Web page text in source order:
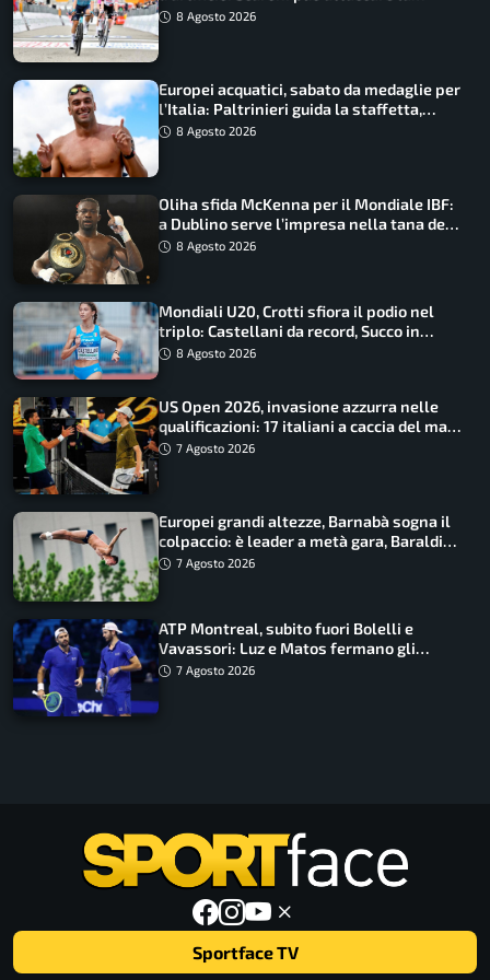
maglia di Lemmen
8 Agosto 2026
Europei acquatici, sabato da medaglie per
l’Italia: Paltrinieri guida la staffetta,
Barnabà sogna l’oro dalle grandi altezze
8 Agosto 2026
Oliha sfida McKenna per il Mondiale IBF:
a Dublino serve l’impresa nella tana del
lupo8 Agosto 2026
Mondiali U20, Crotti sfiora il podio nel
triplo: Castellani da record, Succo in
finale
8 Agosto 2026
US Open 2026, invasione azzurra nelle
qualificazioni: 17 italiani a caccia del main
draw7 Agosto 2026
Europei grandi altezze, Barnabà sogna il
colpaccio: è leader a metà gara, Baraldi
ancora in corsa
7 Agosto 2026
ATP Montreal, subito fuori Bolelli e
Vavassori: Luz e Matos fermano gli
azzurri
7 Agosto 2026
Sportface TV